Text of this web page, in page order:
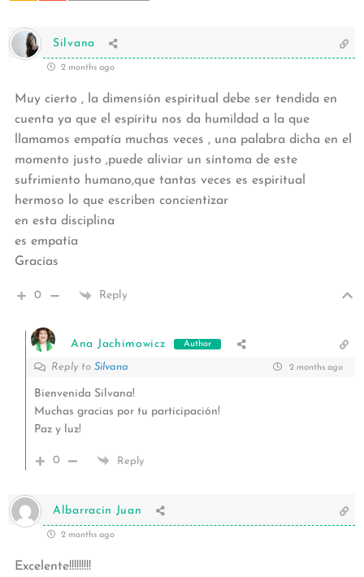
Silvana
2 months ago
Muy cierto , la dimensión espiritual debe ser tendida en
cuenta ya que el espíritu nos da humildad a la que
llamamos empatía muchas veces , una palabra dicha en el
momento justo ,puede aliviar un síntoma de este
sufrimiento humano,que tantas veces es espiritual
hermoso lo que escriben concientizar
en esta disciplina
es empatía
Gracias
0 Reply
Ana Jachimowicz Author
Reply to Silvana 2 months ago
Bienvenida Silvana!
Muchas gracias por tu participación!
Paz y luz!
0 Reply
Albarracin Juan
2 months ago
Excelente!!!!!!!!!